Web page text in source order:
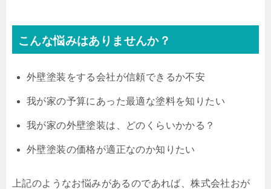
こんな悩みはありませんか？
外壁塗装をする会社が信頼できるか不安
我が家の予算にあった最適な塗料を知りたい
我が家の外壁塗装は、どのくらいかかる？
外壁塗装の価格が適正なのか知りたい
上記のようなお悩みがあるのであれば、株式会社おが